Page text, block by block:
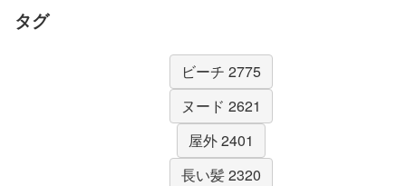
タグ
ビーチ 2775
ヌード 2621
屋外 2401
長い髪 2320